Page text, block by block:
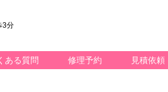
3分
ある質問 修理予約 見積依頼